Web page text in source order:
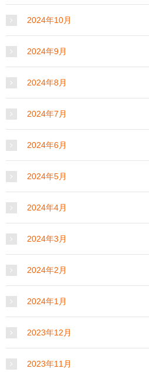
2024年10月
2024年9月
2024年8月
2024年7月
2024年6月
2024年5月
2024年4月
2024年3月
2024年2月
2024年1月
2023年12月
2023年11月